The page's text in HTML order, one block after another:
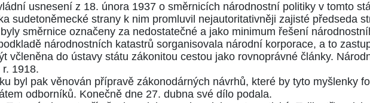
usnesení z 18. února 1937 o směrnicích národnostní politiky v tomto
sudetoněmecké strany k nim promluvil nejautoritativněji zajisté předseda
směrnice označeny za nedostatečné a jako minimum řešení
národnostních katastrů sorganisovala národní korporace, a to
včleněna do ústavy státu zákonitou cestou jako rovnoprávné články.
1918.
byl pak věnován přípravě zákonodárných návrhů, které by tyto myšlenky
odborníků. Konečně dne 27. dubna své dílo podala.